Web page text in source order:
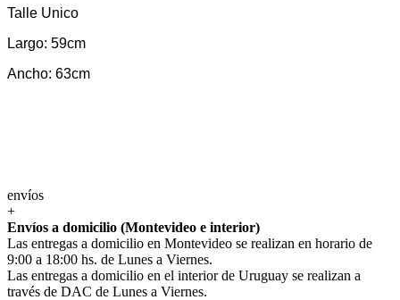
Talle Unico
Largo: 59cm
Ancho: 63cm
envíos
+
Envíos a domicilio (Montevideo e interior)
Las entregas a domicilio en Montevideo se realizan en horario de
9:00 a 18:00 hs. de Lunes a Viernes.
Las entregas a domicilio en el interior de Uruguay se realizan a
través de DAC de Lunes a Viernes.